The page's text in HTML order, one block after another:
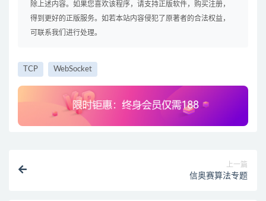
除上述内容。如果您喜欢该程序，请支持正版软件，购买注册，
得到更好的正版服务。如若本站内容侵犯了原著者的合法权益，
可联系我们进行处理。
TCP WebSocket
上一篇
信奥赛算法专题